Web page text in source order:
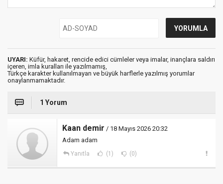
UYARI: Küfür, hakaret, rencide edici cümleler veya imalar, inançlara saldırı
içeren, imla kuralları ile yazılmamış,
Türkçe karakter kullanılmayan ve büyük harflerle yazılmış yorumlar
onaylanmamaktadır.
1 Yorum
Kaan demir / 18 Mayıs 2026 20:32
Adam adam
Yanıtla (1) (0)